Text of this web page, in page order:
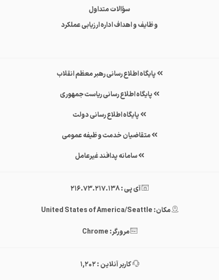
سؤالات متداول
وظایف و اهداف اداره ارزیابی عملکرد
پایگاه اطلاع رسانی رهبر معظم انقلاب
پایگاه اطلاع رسانی ریاست جمهوری
پایگاه اطلاع رسانی دولت
متقاضیان خدمت وظیفه عمومی
سامانه پدافند غیرعامل
آی پی : 216.73.217.138
مکان: United States of America/Seattle
مرورگر: Chrome
کاربر آنلاین : 1,202